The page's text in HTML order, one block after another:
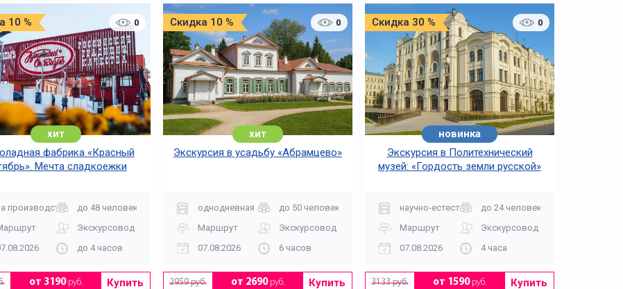
10 % 0
хит
фабрика «Красный
Мечта сладкоежки
производство
до 48 человек
Экскурсовод
до 4 часов
от 3190руб. Купить
Скидка 10 % 0
хит
Экскурсия в усадьбу «Абрамцево»
однодневная
до 50 человек
Маршрут
Экскурсовод
07.08.2026
6 часов
2959 руб. от 2690руб. Купить
Скидка 30 % 0
новинка
Экскурсия в Политехнический
музей: «Гордость земли русской»
научно-естественнаядо 24 человек
Маршрут
Экскурсовод
07.08.2026
4 часа
3133 руб. от 1590руб. Купить